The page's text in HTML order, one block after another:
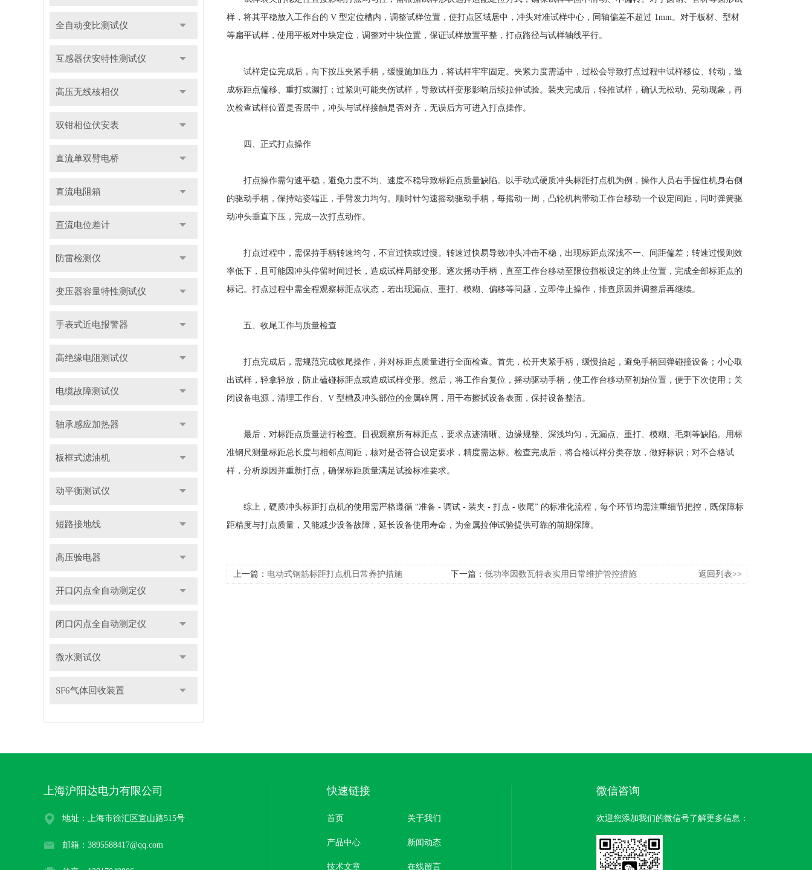
全自动变比测试仪
互感器伏安特性测试仪
高压无线核相仪
双钳相位伏安表
直流单双臂电桥
直流电阻箱
直流电位差计
防雷检测仪
变压器容量特性测试仪
手表式近电报警器
高绝缘电阻测试仪
电缆故障测试仪
轴承感应加热器
板框式滤油机
动平衡测试仪
短路接地线
高压验电器
开口闪点全自动测定仪
闭口闪点全自动测定仪
微水测试仪
SF6气体回收装置
样，将其平稳放入工作台的 V 型定位槽内，调整试样位置，使打点区域居中，冲头对准试样中心，同轴偏差不超过 1mm。对于板材、型材
等扁平试样，使用平板对中块定位，调整对中块位置，保证试样放置平整，打点路径与试样轴线平行。
试样定位完成后，向下按压夹紧手柄，缓慢施加压力，将试样牢牢固定。夹紧力度需适中，过松会导致打点过程中试样移位、转动，造
成标距点偏移、重打或漏打；过紧则可能夹伤试样，导致试样变形影响后续拉伸试验。装夹完成后，轻推试样，确认无松动、晃动现象，再
次检查试样位置是否居中，冲头与试样接触是否对齐，无误后方可进入打点操作。
四、正式打点操作
打点操作需匀速平稳，避免力度不均、速度不稳导致标距点质量缺陷。以手动式硬质冲头标距打点机为例，操作人员右手握住机身右侧
的驱动手柄，保持站姿端正，手臂发力均匀。顺时针匀速摇动驱动手柄，每摇动一周，凸轮机构带动工作台移动一个设定间距，同时弹簧驱
动冲头垂直下压，完成一次打点动作。
打点过程中，需保持手柄转速均匀，不宜过快或过慢。转速过快易导致冲头冲击不稳，出现标距点深浅不一、间距偏差；转速过慢则效
率低下，且可能因冲头停留时间过长，造成试样局部变形。逐次摇动手柄，直至工作台移动至限位挡板设定的终止位置，完成全部标距点的
标记。打点过程中需全程观察标距点状态，若出现漏点、重打、模糊、偏移等问题，立即停止操作，排查原因并调整后再继续。
五、收尾工作与质量检查
打点完成后，需规范完成收尾操作，并对标距点质量进行全面检查。首先，松开夹紧手柄，缓慢抬起，避免手柄回弹碰撞设备；小心取
出试样，轻拿轻放，防止磕碰标距点或造成试样变形。然后，将工作台复位，摇动驱动手柄，使工作台移动至初始位置，便于下次使用；关
闭设备电源，清理工作台、V 型槽及冲头部位的金属碎屑，用干布擦拭设备表面，保持设备整洁。
最后，对标距点质量进行检查。目视观察所有标距点，要求点迹清晰、边缘规整、深浅均匀，无漏点、重打、模糊、毛刺等缺陷。用标
准钢尺测量标距总长度与相邻点间距，核对是否符合设定要求，精度需达标。检查完成后，将合格试样分类存放，做好标识；对不合格试
样，分析原因并重新打点，确保标距质量满足试验标准要求。
综上，硬质冲头标距打点机的使用需严格遵循 “准备 - 调试 - 装夹 - 打点 - 收尾” 的标准化流程，每个环节均需注重细节把控，既保障标
距精度与打点质量，又能减少设备故障，延长设备使用寿命，为金属拉伸试验提供可靠的前期保障。
上一篇： 电动式钢筋标距打点机日常养护措施 下一篇： 低功率因数瓦特表实用日常维护管控措施 返回列表>>
上海沪阳达电力有限公司
地址：上海市徐汇区宜山路515号
邮箱：3895588417@qq.com
快速链接
首页 关于我们
产品中心 新闻动态
技术文章 在线留言
微信咨询
欢迎您添加我们的微信号了解更多信息：